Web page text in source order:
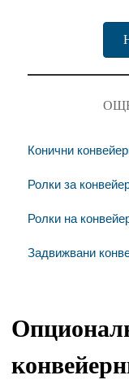
Конични
Ролки за
Ролки на
Задвижвани